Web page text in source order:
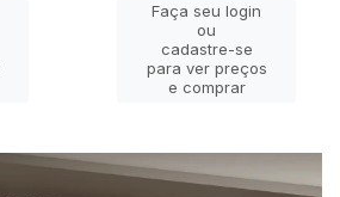
Faça seu login
ou
cadastre-se
para ver preços
e comprar